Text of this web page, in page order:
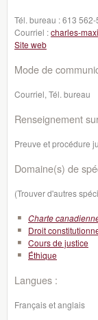
Tél. bureau :613
Courriel :charles-
Site web
Mode de
Courriel, Tél. bureau
Renseignement
Preuve et procédure
Domaine(s) de
(Trouver d'autres
Charte
Droit
Cours de justice
Éthique
Langues :
Français et anglais